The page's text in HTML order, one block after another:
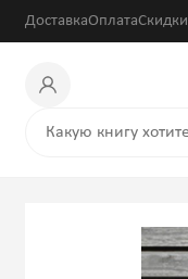
ДоставкаОплатаСкидки